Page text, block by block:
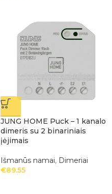
JUNG HOME Puck – 1 kanalo
dimeris su 2 binariniais
įėjimais
Išmanūs namai, Dimeriai
€89.55